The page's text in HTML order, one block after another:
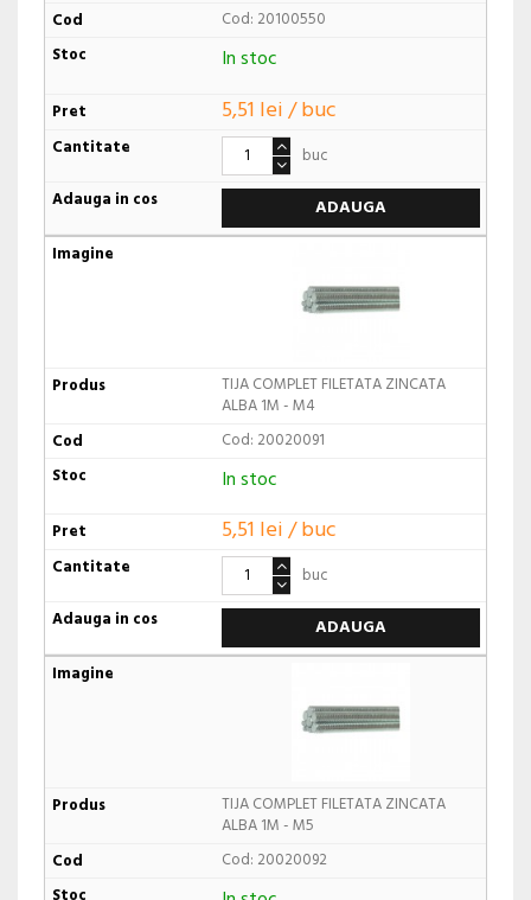
Cod: 20100550
In stoc
5,51 lei / buc
buc
ADAUGA
TIJA COMPLET FILETATA ZINCATA
ALBA 1M - M4
Cod: 20020091
In stoc
5,51 lei / buc
buc
ADAUGA
TIJA COMPLET FILETATA ZINCATA
ALBA 1M - M5
Cod: 20020092